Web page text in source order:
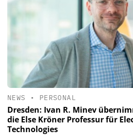
NEWS • PERSONAL
Dresden: Ivan R. Minev
die Else Kröner Professur für
Technologies